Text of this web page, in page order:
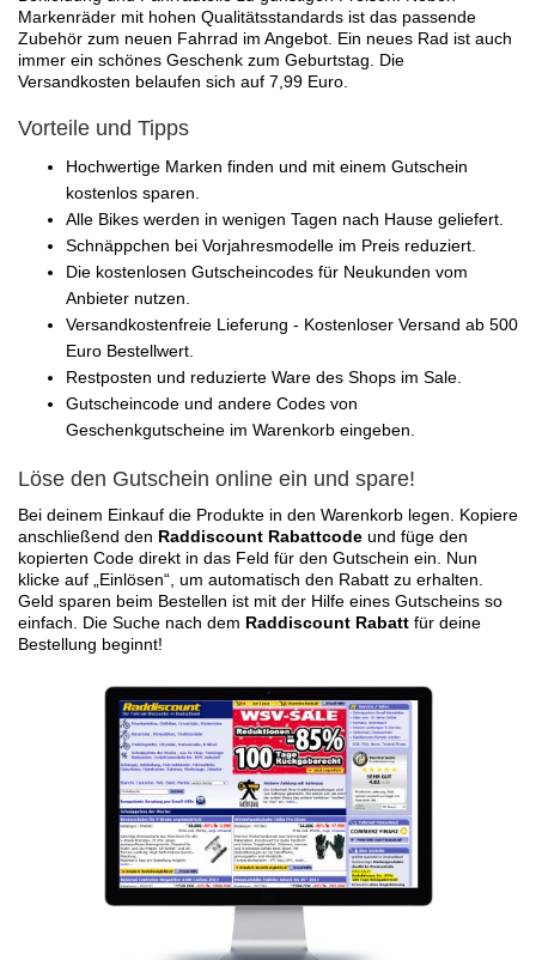
Markenräder mit hohen Qualitätsstandards ist das passende
Zubehör zum neuen Fahrrad im Angebot. Ein neues Rad ist auch
immer ein schönes Geschenk zum Geburtstag. Die
Versandkosten belaufen sich auf 7,99 Euro.
Vorteile und Tipps
Hochwertige Marken finden und mit einem Gutschein
kostenlos sparen.
Alle Bikes werden in wenigen Tagen nach Hause geliefert.
Schnäppchen bei Vorjahresmodelle im Preis reduziert.
Die kostenlosen Gutscheincodes für Neukunden vom
Anbieter nutzen.
Versandkostenfreie Lieferung - Kostenloser Versand ab 500
Euro Bestellwert.
Restposten und reduzierte Ware des Shops im Sale.
Gutscheincode und andere Codes von
Geschenkgutscheine im Warenkorb eingeben.
Löse den Gutschein online ein und spare!
Bei deinem Einkauf die Produkte in den Warenkorb legen. Kopiere
anschließend den Raddiscount Rabattcode und füge den
kopierten Code direkt in das Feld für den Gutschein ein. Nun
klicke auf „Einlösen“, um automatisch den Rabatt zu erhalten.
Geld sparen beim Bestellen ist mit der Hilfe eines Gutscheins so
einfach. Die Suche nach dem Raddiscount Rabatt für deine
Bestellung beginnt!